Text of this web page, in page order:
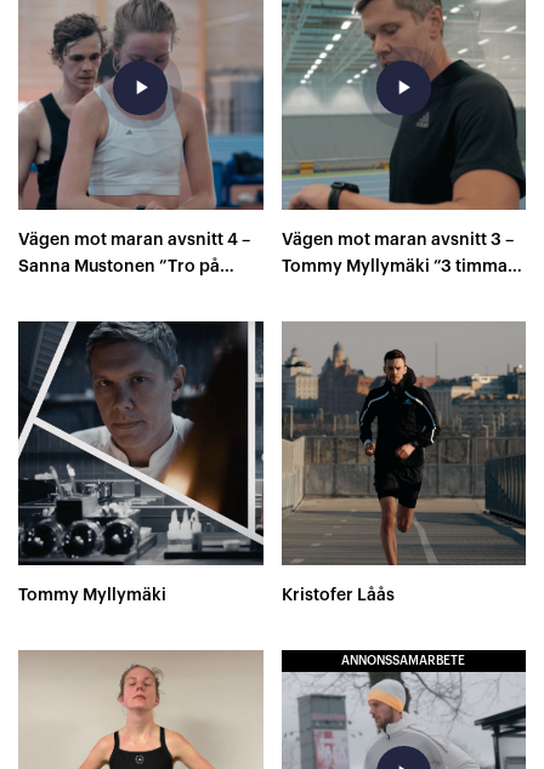
play_arrow
Vägen mot maran avsnitt 4 –
Sanna Mustonen ”Tro på
play_arrow
Vägen mot maran avsnitt 3 –
Tommy Myllymäki ”3 timmars
Tommy Myllymäki Kristofer Låås
ANNONSSAMARBETE